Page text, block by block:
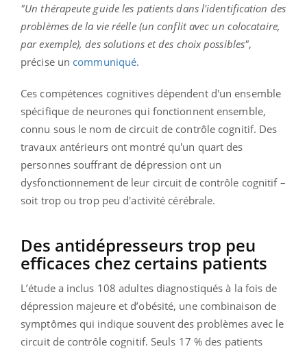
"Un thérapeute guide les patients dans l'identification des
problèmes de la vie réelle (un conflit avec un colocataire,
par exemple), des solutions et des choix possibles",
précise un communiqué.
Ces compétences cognitives dépendent d'un ensemble
spécifique de neurones qui fonctionnent ensemble,
connu sous le nom de circuit de contrôle cognitif. Des
travaux antérieurs ont montré qu'un quart des
personnes souffrant de dépression ont un
dysfonctionnement de leur circuit de contrôle cognitif –
soit trop ou trop peu d'activité cérébrale.
Des antidépresseurs trop peu
efficaces chez certains patients
L’étude a inclus 108 adultes diagnostiqués à la fois de
dépression majeure et d’obésité, une combinaison de
symptômes qui indique souvent des problèmes avec le
circuit de contrôle cognitif. Seuls 17 % des patients